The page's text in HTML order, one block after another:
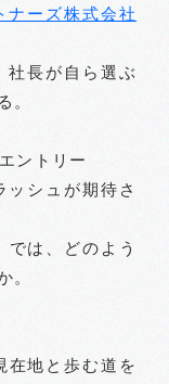
ナーズ株式会社
社長が自ら選ぶ
。
ントリー
ッシュが期待さ
は、どのよう
。
在地と歩む道を